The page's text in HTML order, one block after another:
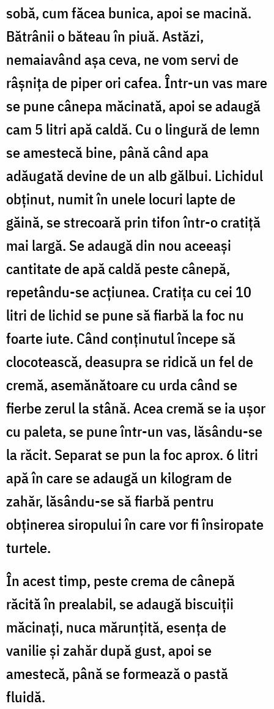
sobă, cum făcea bunica, apoi se macină.
Bătrânii o băteau în piuă. Astăzi,
nemaiavând așa ceva, ne vom servi de
râșniţa de piper ori cafea. Într-un vas mare
se pune cânepa măcinată, apoi se adaugă
cam 5 litri apă caldă. Cu o lingură de lemn
se amestecă bine, până când apa
adăugată devine de un alb gălbui. Lichidul
obținut, numit în unele locuri lapte de
găină, se strecoară prin tifon într-o cratiță
mai largă. Se adaugă din nou aceeași
cantitate de apă caldă peste cânepă,
repetându-se acțiunea. Cratița cu cei 10
litri de lichid se pune să fiarbă la foc nu
foarte iute. Când conținutul începe să
clocotească, deasupra se ridică un fel de
cremă, asemănătoare cu urda când se
fierbe zerul la stână. Acea cremă se ia ușor
cu paleta, se pune într-un vas, lăsându-se
la răcit. Separat se pun la foc aprox. 6 litri
apă în care se adaugă un kilogram de
zahăr, lăsându-se să fiarbă pentru
obținerea siropului în care vor fi însiropate
turtele.
În acest timp, peste crema de cânepă
răcită în prealabil, se adaugă biscuiții
măcinați, nuca mărunțită, esența de
vanilie și zahăr după gust, apoi se
amestecă, până se formează o pastă
fluidă.